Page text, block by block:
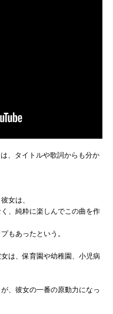
、タイトルや歌詞からも分か
女は、
、純粋に楽しんでこの曲を作
もあったという。
は、保育園や幼稚園、小児病
、彼女の一番の原動力になっ